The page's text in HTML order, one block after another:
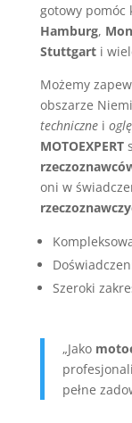
gotowy pomóc
Hamburg,
Stuttgarti
Możemy
obszarze
technicznei
MOTOEXPERT
oni w
Szeroki
„Jako
pełne